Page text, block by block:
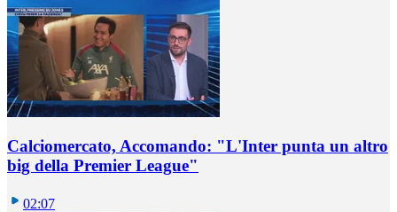
Calciomercato, Accomando: "L'Inter punta un altro
big della Premier League"
02:07